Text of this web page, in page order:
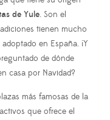
de Yule. Son el
tienen mucho
en España. ¡Y
de dónde
casa por Navidad?
más famosas de la
que ofrece el